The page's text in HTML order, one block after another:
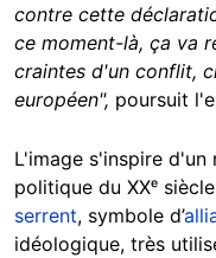
contre cette
ce moment-là, ça va
craintes d'un conflit,
européen", poursuit
L'image s'inspire
politique du XXᵉ
serrent, symbole d’
idéologique, très